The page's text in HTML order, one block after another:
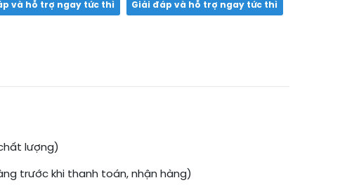
và hỗ trợ ngay tức thì Giải đáp và hỗ trợ ngay tức thì
lượng)
trước khi thanh toán, nhận hàng)